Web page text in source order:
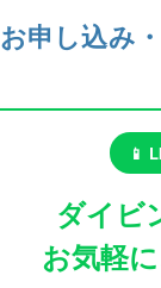
お申し込み
📱
ダイビ
お気軽